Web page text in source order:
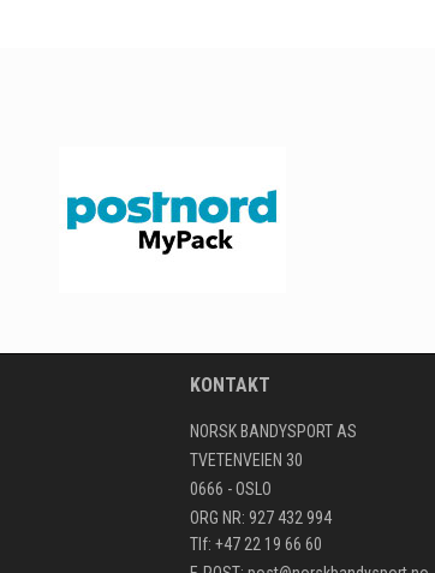
KONTAKT
NORSK BANDYSPORT AS
TVETENVEIEN 30
0666 - OSLO
ORG NR: 927 432 994
Tlf: +47 22 19 66 60